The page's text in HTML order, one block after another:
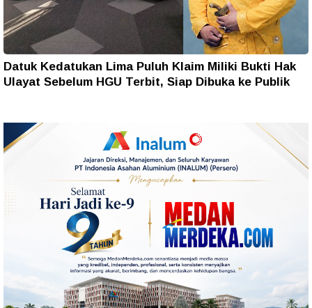
Datuk Kedatukan Lima Puluh Klaim Miliki Bukti Hak
Ulayat Sebelum HGU Terbit, Siap Dibuka ke Publik